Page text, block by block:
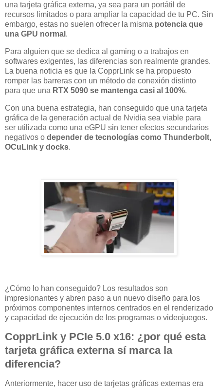
una tarjeta gráfica externa, ya sea para un portátil de
recursos limitados o para ampliar la capacidad de tu PC. Sin
embargo, estas no suelen ofrecer la misma potencia que
una GPU normal .
Para alguien que se dedica al gaming o a trabajos en
softwares exigentes, las diferencias son realmente grandes.
La buena noticia es que la CopprLink se ha propuesto
romper las barreras con un método de conexión distinto
para que una RTX 5090 se mantenga casi al 100%.
Con una buena estrategia, han conseguido que una tarjeta
gráfica de la generación actual de Nvidia sea viable para
ser utilizada como una eGPU sin tener efectos secundarios
negativos o depender de tecnologías como Thunderbolt,
OCuLink y docks.
¿Cómo lo han conseguido? Los resultados son
impresionantes y abren paso a un nuevo diseño para los
próximos componentes internos centrados en el renderizado
y capacidad de ejecución de los programas o videojuegos.
CopprLink y PCIe 5.0 x16: ¿por qué esta
tarjeta gráfica externa sí marca la
diferencia?
Anteriormente, hacer uso de tarjetas gráficas externas era